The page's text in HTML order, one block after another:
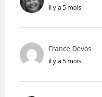
il y a 5 mois
France Devos
il y a 5 mois